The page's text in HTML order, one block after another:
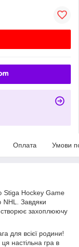
Оплата Умови
Stiga Hockey Game
NHL. Завдяки
створює захоплюючу
для всієї родини!
настільна гра в